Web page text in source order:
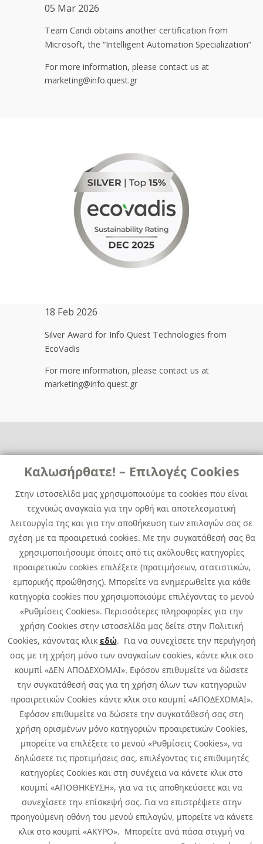
Καλωσήρθατε! – Επιλογές Cookies
Στην ιστοσελίδα μας χρησιμοποιούμε τα cookies που είναι
τεχνικώς αναγκαία για την ορθή και αποτελεσματική
λειτουργία της και για την αποθήκευση των επιλογών σας σε
σχέση με τα προαιρετικά cookies. Με την συγκατάθεσή σας θα
χρησιμοποιήσουμε όποιες από τις ακόλουθες κατηγορίες
προαιρετικών cookies επιλέξετε (προτιμήσεων, στατιστικών,
εμπορικής προώθησης). Μπορείτε να ενημερωθείτε για κάθε
κατηγορία cookies που χρησιμοποιούμε επιλέγοντας το μενού
«Ρυθμίσεις Cookies». Περισσότερες πληροφορίες για την
χρήση Cookies στην ιστοσελίδα μας δείτε στην Πολιτική
Cookies, κάνοντας κλικ εδώ. Για να συνεχίσετε την περιήγησή
σας με τη χρήση μόνο των αναγκαίων cookies, κάντε κλικ στο
κουμπί «ΔΕΝ ΑΠΟΔΕΧΟΜΑΙ». Εφόσον επιθυμείτε να δώσετε
την συγκατάθεσή σας για τη χρήση όλων των κατηγοριών
προαιρετικών Cookies κάντε κλικ στο κουμπί «ΑΠΟΔΕΧΟΜΑΙ».
Εφόσον επιθυμείτε να δώσετε την συγκατάθεσή σας στη
χρήση ορισμένων μόνο κατηγοριών προαιρετικών Cookies,
μπορείτε να επιλέξετε το μενού «Ρυθμίσεις Cookies», να
δηλώσετε τις προτιμήσεις σας, επιλέγοντας τις επιθυμητές
κατηγορίες Cookies και στη συνέχεια να κάνετε κλικ στο
κουμπί «ΑΠΟΘΗΚΕΥΣΗ», για να τις αποθηκεύσετε και να
συνεχίσετε την επίσκεψή σας. Για να επιστρέψετε στην
προηγούμενη οθόνη του μενού επιλογών, μπορείτε να κάνετε
κλικ στο κουμπί «ΑΚΥΡΟ». Μπορείτε ανά πάσα στιγμή να
05 Mar 2026
Team Candi obtains another certification from
Microsoft, the “Intelligent Automation Specialization”
For more information, please contact us at
marketing@info.quest.gr
18 Feb 2026
Silver Award for Info Quest Technologies from
EcoVadis
For more information, please contact us at
marketing@info.quest.gr
Χρήσιμα
News
Media Kit
Career
Quest Group
Copyright © 2026 Infoquest.gr All Rights Reserved.